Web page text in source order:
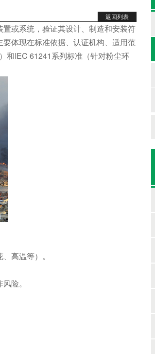
返回列表
或系统，验证其设计、制造和安装符
体现在标准依据、认证机构、适用范
和IEC 61241系列标准（针对粉尘环
高温等）。
险。